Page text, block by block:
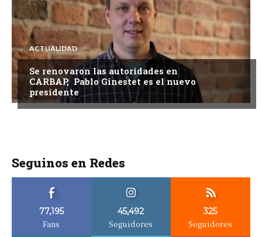
ACTUALIDAD
Se renovaron las autoridades en
CARBAP, Pablo Ginestet es el nuevo
presidente
Seguinos en Redes
77,195
Fans
45,492
Seguidores
325
Seguidores